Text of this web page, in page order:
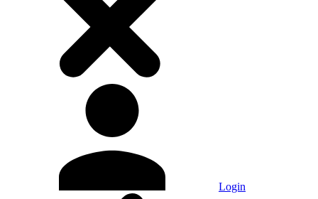
Login